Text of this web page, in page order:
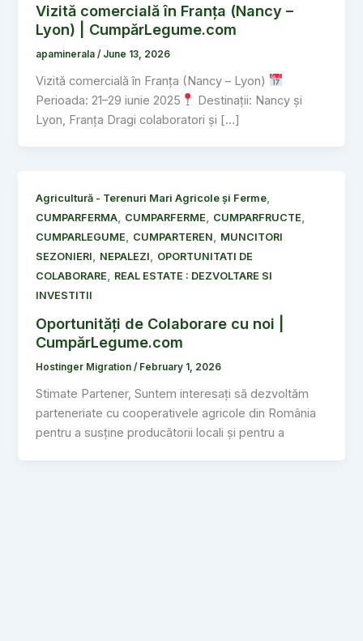
Vizită comercială în Franța (Nancy –
Lyon) | CumpărLegume.com
apaminerala/ June 13, 2026
Vizită comercială în Franța (Nancy – Lyon)
Perioada: 21–29 iunie 2025
Destinații: Nancy și
Lyon, Franța Dragi colaboratori și […]
Agricultură - Terenuri Mari Agricole și Ferme,
CUMPARFERMA, CUMPARFERME, CUMPARFRUCTE,
CUMPARLEGUME, CUMPARTEREN, MUNCITORI
SEZONIERI, NEPALEZI, OPORTUNITATI DE
COLABORARE, REAL ESTATE : DEZVOLTARE SI
INVESTITII
Oportunități de Colaborare cu noi |
CumpărLegume.com
Hostinger Migration/ February 1, 2026
Stimate Partener, Suntem interesați să dezvoltăm
parteneriate cu cooperativele agricole din România
pentru a susține producătorii locali și pentru a